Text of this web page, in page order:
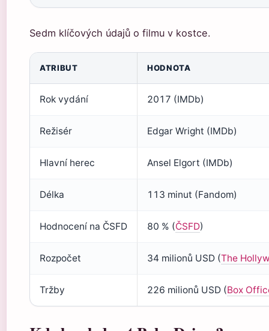
Sedm klíčových údajů o filmu v kostce.
ATRIBUT HODNOTA
Rok vydání 2017 (IMDb)
Režisér Edgar Wright (IMDb)
Hlavní herec Ansel Elgort (IMDb)
Délka 113 minut (Fandom)
Hodnocení na ČSFD 80 % (ČSFD)
Rozpočet 34 milionů USD (The
Tržby 226 milionů USD (Box